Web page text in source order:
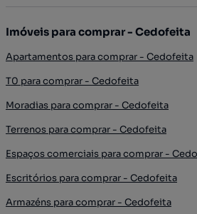
Imóveis para comprar - Cedofeita
Apartamentos para comprar - Cedofeita
T0 para comprar - Cedofeita
Moradias para comprar - Cedofeita
Terrenos para comprar - Cedofeita
Espaços comerciais para comprar -
Escritórios para comprar - Cedofeita
Armazéns para comprar - Cedofeita